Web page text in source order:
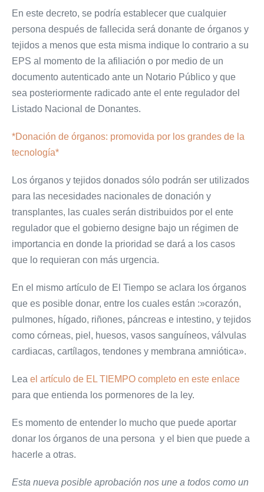
En este decreto, se podría establecer que cualquier
persona después de fallecida será donante de órganos y
tejidos a menos que esta misma indique lo contrario a su
EPS al momento de la afiliación o por medio de un
documento autenticado ante un Notario Público y que
sea posteriormente radicado ante el ente regulador del
Listado Nacional de Donantes.
*Donación de órganos: promovida por los grandes de la
tecnología*
Los órganos y tejidos donados sólo podrán ser utilizados
para las necesidades nacionales de donación y
transplantes, las cuales serán distribuidos por el ente
regulador que el gobierno designe bajo un régimen de
importancia en donde la prioridad se dará a los casos
que lo requieran con más urgencia.
En el mismo artículo de El Tiempo se aclara los órganos
que es posible donar, entre los cuales están :»corazón,
pulmones, hígado, riñones, páncreas e intestino, y tejidos
como córneas, piel, huesos, vasos sanguíneos, válvulas
cardiacas, cartílagos, tendones y membrana amniótica».
Lea el artículo de EL TIEMPO completo en este enlace
para que entienda los pormenores de la ley.
Es momento de entender lo mucho que puede aportar
donar los órganos de una persona y el bien que puede a
hacerle a otras.
Esta nueva posible aprobación nos une a todos como un